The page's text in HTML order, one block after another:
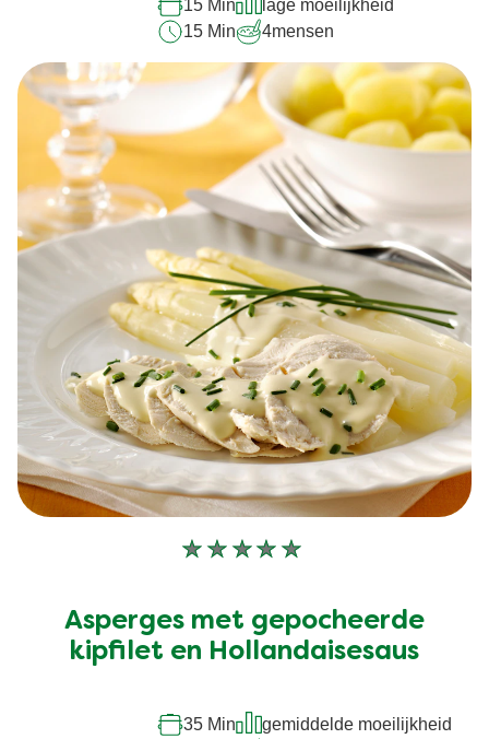
15 Min
lage moeilijkheid
15 Min
4mensen
Geen
voor
deze
Asperges met gepocheerde
kipfilet en Hollandaisesaus
35 Min
gemiddelde moeilijkheid